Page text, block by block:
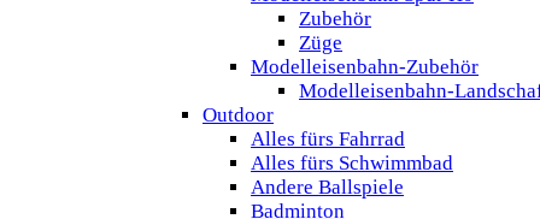
Zubehör
Züge
Modelleisenbahn-Zubehör
Modelleisenbahn-
Outdoor
Alles fürs Fahrrad
Alles fürs Schwimmbad
Andere Ballspiele
Badminton